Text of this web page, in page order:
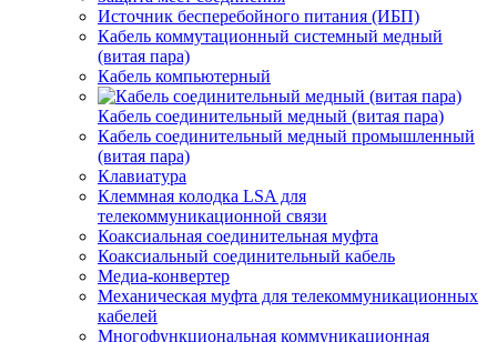
Источник бесперебойного питания (ИБП)
Кабель коммутационный системный медный
(витая пара)
Кабель компьютерный
Кабель соединительный медный (витая пара)
Кабель соединительный медный промышленный
(витая пара)
Клавиатура
Клеммная колодка LSA для
телекоммуникационной связи
Коаксиальная соединительная муфта
Коаксиальный соединительный кабель
Медиа-конвертер
Механическая муфта для телекоммуникационных
кабелей
Многофункциональная коммуникационная